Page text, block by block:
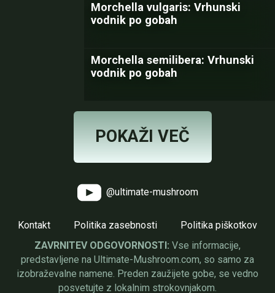
Morchella vulgaris: Vrhunski
vodnik po gobah
Morchella semilibera: Vrhunski
vodnik po gobah
POKAŽI VEČ
@ultimate-mushroom
Kontakt Politika zasebnosti
Politika piškotkov
ZAVRNITEV ODGOVORNOSTI: Vse informacije,
predstavljene na Ultimate-Mushroom.com, so samo za
izobraževalne namene. Preden zaužijete gobe, se vedno
posvetujte z lokalnim strokovnjakom.